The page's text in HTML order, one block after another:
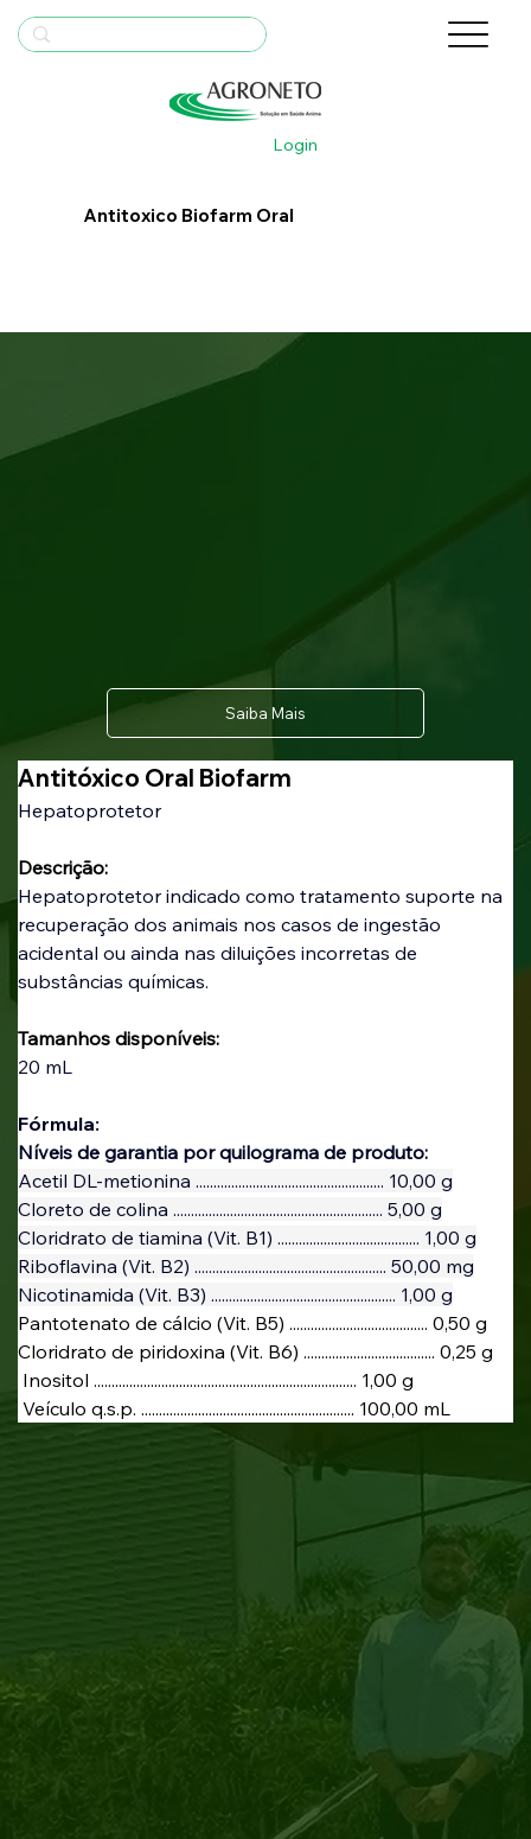
Login
Antitoxico Biofarm Oral
Antitóxico Oral Biofarm
Hepatoprotetor
Descrição:
Hepatoprotetor indicado como tratamento suporte na
recuperação dos animais nos casos de ingestão
acidental ou ainda nas diluições incorretas de
substâncias químicas.
Tamanhos disponíveis:
20 mL
Fórmula:
Níveis de garantia por quilograma de produto:
Acetil DL-metionina ..................................................... 10,00 g
Cloreto de colina ........................................................... 5,00 g
Cloridrato de tiamina (Vit. B1) ........................................ 1,00 g
Riboflavina (Vit. B2) ...................................................... 50,00 mg
Nicotinamida (Vit. B3) .................................................... 1,00 g
Pantotenato de cálcio (Vit. B5) ....................................... 0,50 g
Cloridrato de piridoxina (Vit. B6) ..................................... 0,25 g
Inositol .......................................................................... 1,00 g
Veículo q.s.p. ............................................................ 100,00 mL
Saiba Mais